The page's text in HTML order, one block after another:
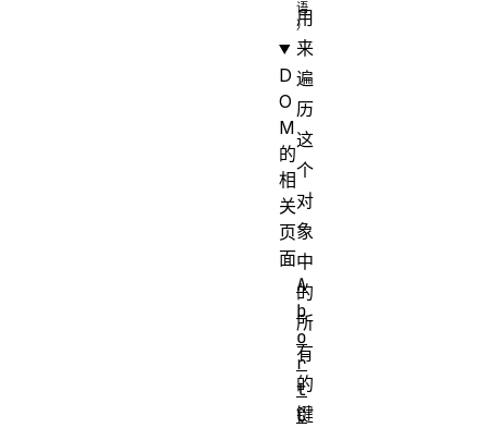
用
来
遍
历
这
个
对
象
中
的
所
有
的
键
D
O
M
的
相
关
页
面
A
b
o
r
t
C